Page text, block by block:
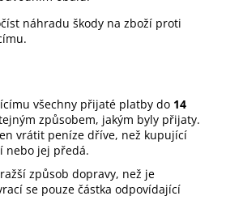
náhradu škody na zboží proti
všechny přijaté platby do 14
způsobem, jakým byly přijaty.
vrátit peníze dříve, než kupující
nebo jej předá.
způsob dopravy, než je
se pouze částka odpovídající